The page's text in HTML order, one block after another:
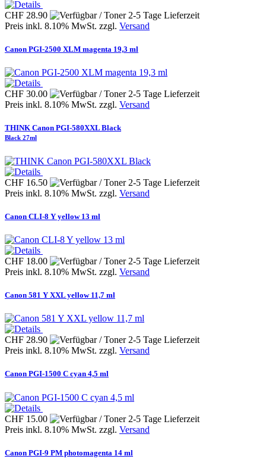
CHF 28.90
Preis inkl. 8.10% MwSt. zzgl. Versand
Canon PGI-2500 XLM magenta 19,3 ml
CHF 30.00
Preis inkl. 8.10% MwSt. zzgl. Versand
THINK Canon PGI-580XXL Black
Black 27ml
CHF 16.50
Preis inkl. 8.10% MwSt. zzgl. Versand
Canon CLI-8 Y yellow 13 ml
CHF 18.00
Preis inkl. 8.10% MwSt. zzgl. Versand
Canon 581 Y XXL yellow 11,7 ml
CHF 28.90
Preis inkl. 8.10% MwSt. zzgl. Versand
Canon PGI-1500 C cyan 4,5 ml
CHF 15.00
Preis inkl. 8.10% MwSt. zzgl. Versand
Canon PGI-9 PM photomagenta 14 ml